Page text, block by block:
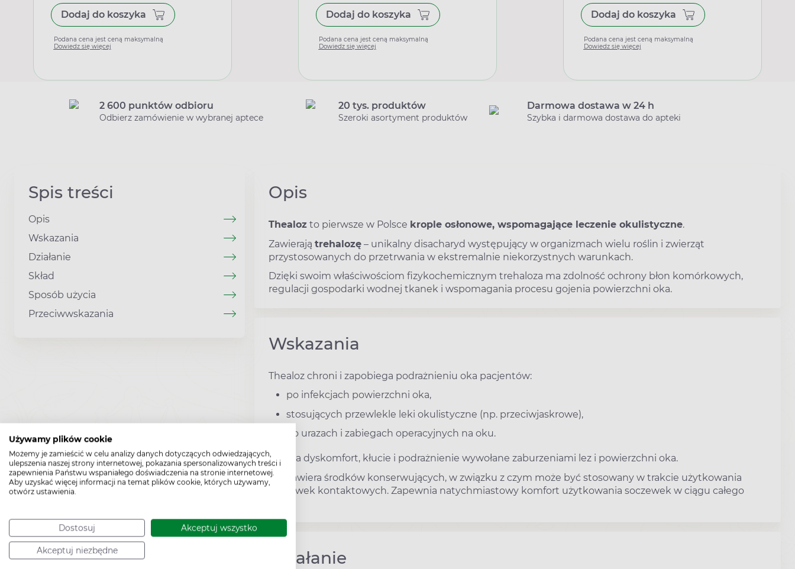
Używamy plików cookie
Możemy je zamieścić w celu analizy danych dotyczących odwiedzających,
ulepszenia naszej strony internetowej, pokazania spersonalizowanych treści i
zapewnienia Państwu wspaniałego doświadczenia na stronie internetowej.
Aby uzyskać więcej informacji na temat plików cookie, których używamy,
otwórz ustawienia.
Dostosuj Akceptuj wszystko
Akceptuj niezbędne
Dodaj do koszyka
Podana cena jest ceną maksymalną
Dowiedz się więcej
Dodaj do koszyka
Podana cena jest ceną maksymalną
Dowiedz się więcej
Dodaj do koszyka
Podana cena jest ceną maksymalną
Dowiedz się więcej
2 600 punktów odbioru
Odbierz zamówienie w wybranej aptece
20 tys. produktów
Szeroki asortyment produktów
Darmowa dostawa w 24 h
Szybka i darmowa dostawa do apteki
Spis treści
Opis
Wskazania
Działanie
Skład
Sposób użycia
Przeciwwskazania
Opis
Thealoz to pierwsze w Polsce krople osłonowe, wspomagające leczenie okulistyczne.
Zawierają trehalozę – unikalny disacharyd występujący w organizmach wielu roślin i zwierząt
przystosowanych do przetrwania w ekstremalnie niekorzystnych warunkach.
Dzięki swoim właściwościom fizykochemicznym trehaloza ma zdolność ochrony błon komórkowych,
regulacji gospodarki wodnej tkanek i wspomagania procesu gojenia powierzchni oka.
Wskazania
Thealoz chroni i zapobiega podrażnieniu oka pacjentów:
po infekcjach powierzchni oka,
stosujących przewlekle leki okulistyczne (np. przeciwjaskrowe),
po urazach i zabiegach operacyjnych na oku.
Usuwa dyskomfort, kłucie i podrażnienie wywołane zaburzeniami lez i powierzchni oka.
Nie zawiera środków konserwujących, w związku z czym może być stosowany w trakcie użytkowania
soczewek kontaktowych. Zapewnia natychmiastowy komfort użytkowania soczewek w ciągu całego
Działanie